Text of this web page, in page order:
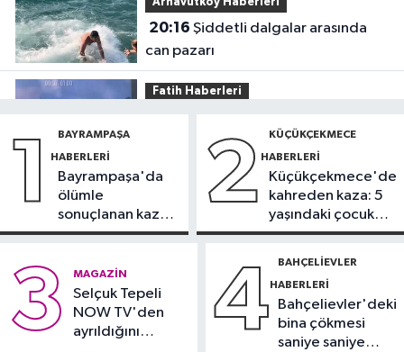
Arnavutköy Haberleri
20:16
can pazarı
Fatih Haberleri
kamerada
Güncel
ormana sıçradı
17:46
orman yangını söndürüldü
1 BAYRAMPAŞA
HABERLERI
Bayrampaşa'da
ölümle
sonuçlanan kaza:
Sürücü
2 KÜÇÜKÇEKMECE
HABERLERI
Küçükçekmece'de
kahreden kaza: 5
yaşındaki çocuk
yoğun bakımda
3 MAGAZIN
Selçuk Tepeli
NOW TV'den
ayrıldığını
4 BAHÇELIEVLER
HABERLERI
Bahçelievler'deki
bina çökmesi
saniye saniye